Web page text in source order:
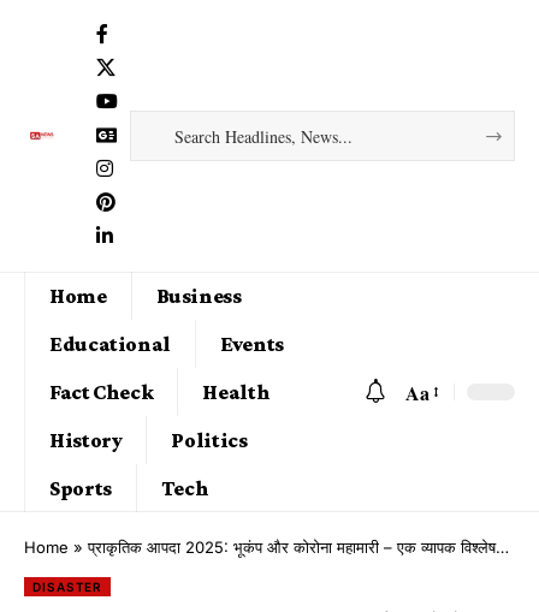
Home
Business
Educational
Events
Fact Check
Health
History
Politics
Sports
Tech
Aa
Home »प्राकृतिक आपदा 2025: भूकंप और कोरोना महामारी – एक व्यापक विश्लेषण | Natural Disaster: Earthquake and Corona Pandemic – A Comprehensive Analysis
DISASTER